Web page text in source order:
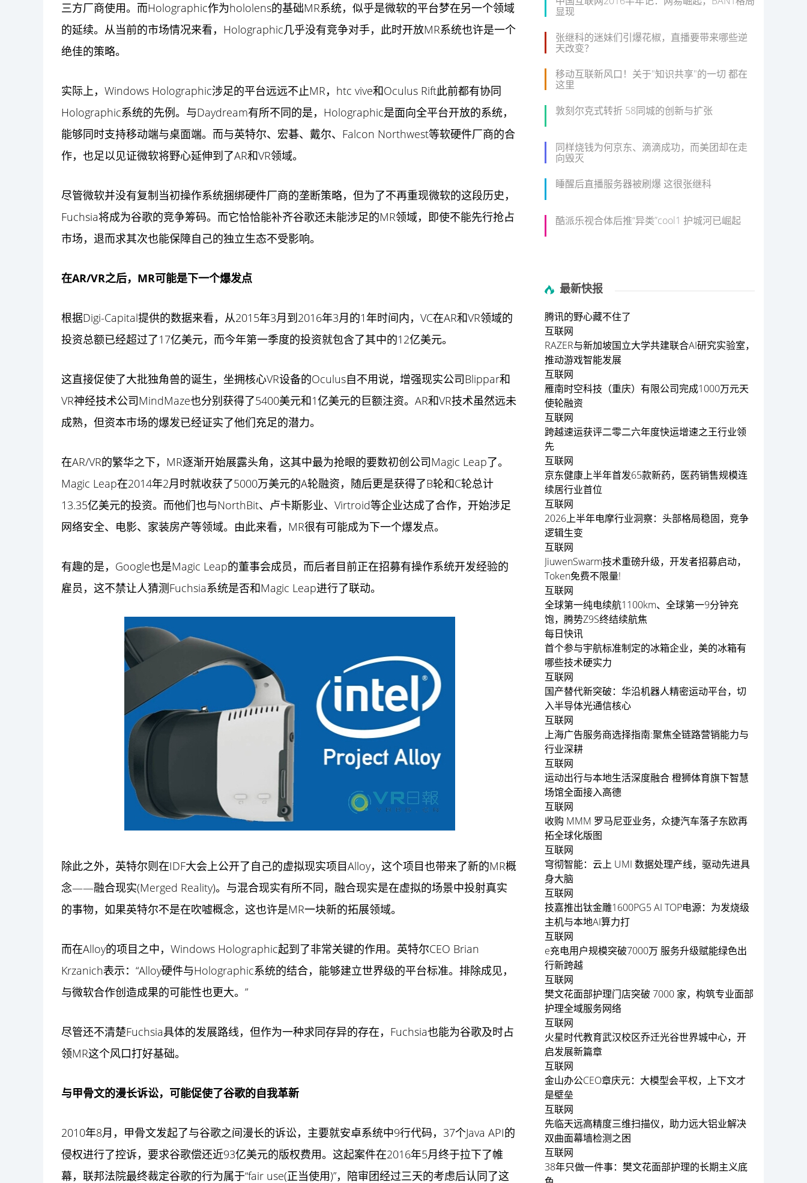
三方厂商使用。而Holographic作为hololens的基础MR系统，似乎是微软的平台梦在另一个领域
的延续。从当前的市场情况来看，Holographic几乎没有竞争对手，此时开放MR系统也许是一个
绝佳的策略。
实际上，Windows Holographic涉足的平台远远不止MR，htc vive和Oculus Rift此前都有协同
Holographic系统的先例。与Daydream有所不同的是，Holographic是面向全平台开放的系统，
能够同时支持移动端与桌面端。而与英特尔、宏碁、戴尔、Falcon Northwest等软硬件厂商的合
作，也足以见证微软将野心延伸到了AR和VR领域。
尽管微软并没有复制当初操作系统捆绑硬件厂商的垄断策略，但为了不再重现微软的这段历史，
Fuchsia将成为谷歌的竞争筹码。而它恰恰能补齐谷歌还未能涉足的MR领域，即使不能先行抢占
市场，退而求其次也能保障自己的独立生态不受影响。
在AR/VR之后，MR可能是下一个爆发点
根据Digi-Capital提供的数据来看，从2015年3月到2016年3月的1年时间内，VC在AR和VR领域的
投资总额已经超过了17亿美元，而今年第一季度的投资就包含了其中的12亿美元。
这直接促使了大批独角兽的诞生，坐拥核心VR设备的Oculus自不用说，增强现实公司Blippar和
VR神经技术公司MindMaze也分别获得了5400美元和1亿美元的巨额注资。AR和VR技术虽然远未
成熟，但资本市场的爆发已经证实了他们充足的潜力。
在AR/VR的繁华之下，MR逐渐开始展露头角，这其中最为抢眼的要数初创公司Magic Leap了。
Magic Leap在2014年2月时就收获了5000万美元的A轮融资，随后更是获得了B轮和C轮总计
13.35亿美元的投资。而他们也与NorthBit、卢卡斯影业、Virtroid等企业达成了合作，开始涉足
网络安全、电影、家装房产等领域。由此来看，MR很有可能成为下一个爆发点。
有趣的是，Google也是Magic Leap的董事会成员，而后者目前正在招募有操作系统开发经验的
雇员，这不禁让人猜测Fuchsia系统是否和Magic Leap进行了联动。
除此之外，英特尔则在IDF大会上公开了自己的虚拟现实项目Alloy，这个项目也带来了新的MR概
念——融合现实(Merged Reality)。与混合现实有所不同，融合现实是在虚拟的场景中投射真实
的事物，如果英特尔不是在吹嘘概念，这也许是MR一块新的拓展领域。
而在Alloy的项目之中，Windows Holographic起到了非常关键的作用。英特尔CEO Brian
Krzanich表示：“Alloy硬件与Holographic系统的结合，能够建立世界级的平台标准。排除成见，
与微软合作创造成果的可能性也更大。”
尽管还不清楚Fuchsia具体的发展路线，但作为一种求同存异的存在，Fuchsia也能为谷歌及时占
领MR这个风口打好基础。
与甲骨文的漫长诉讼，可能促使了谷歌的自我革新
2010年8月，甲骨文发起了与谷歌之间漫长的诉讼，主要就安卓系统中9行代码，37个Java API的
侵权进行了控诉，要求谷歌偿还近93亿美元的版权费用。这起案件在2016年5月终于拉下了帷
幕，联邦法院最终裁定谷歌的行为属于“fair use(正当使用)”，陪审团经过三天的考虑后认同了这
显现
张继科的迷妹们引爆花椒，直播要带来哪些逆
天改变？
移动互联新风口！关于"知识共享"的一切 都在
这里
敦刻尔克式转折 58同城的创新与扩张
同样烧钱为何京东、滴滴成功，而美团却在走
向毁灭
睡醒后直播服务器被刷爆 这很张继科
酷派乐视合体后推“异类”cool1 护城河已崛起
最新快报
腾讯的野心藏不住了
互联网
RAZER与新加坡国立大学共建联合AI研究实验室，
推动游戏智能发展
互联网
雁南时空科技（重庆）有限公司完成1000万元天
使轮融资
互联网
跨越速运获评二零二六年度快运增速之王行业领
先
互联网
京东健康上半年首发65款新药，医药销售规模连
续居行业首位
互联网
2026上半年电摩行业洞察：头部格局稳固，竞争
逻辑生变
互联网
JiuwenSwarm技术重磅升级，开发者招募启动，
Token免费不限量!
互联网
全球第一纯电续航1100km、全球第一9分钟充
饱，腾势Z9S终结续航焦
每日快讯
首个参与宇航标准制定的冰箱企业，美的冰箱有
哪些技术硬实力
互联网
国产替代新突破：华沿机器人精密运动平台，切
入半导体光通信核心
互联网
上海广告服务商选择指南:聚焦全链路营销能力与
行业深耕
互联网
运动出行与本地生活深度融合 橙狮体育旗下智慧
场馆全面接入高德
互联网
收购 MMM 罗马尼亚业务，众捷汽车落子东欧再
拓全球化版图
互联网
穹彻智能：云上 UMI 数据处理产线，驱动先进具
身大脑
互联网
技嘉推出钛金雕1600PG5 AI TOP电源：为发烧级
主机与本地AI算力打
互联网
e充电用户规模突破7000万 服务升级赋能绿色出
行新跨越
互联网
樊文花面部护理门店突破 7000 家，构筑专业面部
护理全域服务网络
互联网
火星时代教育武汉校区乔迁光谷世界城中心，开
启发展新篇章
互联网
金山办公CEO章庆元：大模型会平权，上下文才
是壁垒
互联网
先临天远高精度三维扫描仪，助力远大铝业解决
双曲面幕墙检测之困
互联网
38年只做一件事：樊文花面部护理的长期主义底